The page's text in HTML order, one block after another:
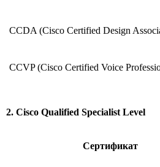
CCDA (Cisco Certified Design
CCVP (Cisco Certified Voice
2. Cisco Qualified Specialist Level
Сертификат